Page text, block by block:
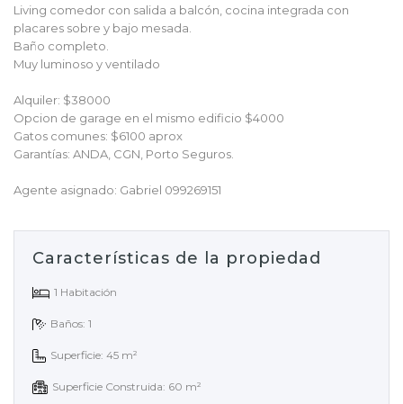
Living comedor con salida a balcón, cocina integrada con
placares sobre y bajo mesada.
Baño completo.
Muy luminoso y ventilado
Alquiler: $38000
Opcion de garage en el mismo edificio $4000
Gatos comunes: $6100 aprox
Garantías: ANDA, CGN, Porto Seguros.
Agente asignado: Gabriel 099269151
Características de la propiedad
1 Habitación
Baños: 1
Superficie: 45 m²
Superficie Construida: 60 m²